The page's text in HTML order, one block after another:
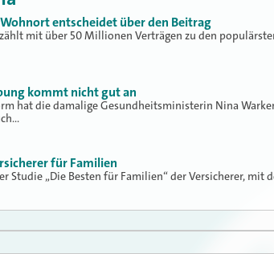
entscheidet über den Beitrag
mit über 50 Millionen Verträgen zu den
kommt nicht gut an
hat die damalige Gesundheitsministerin Nina
für Familien
Studie „Die Besten für Familien“ der Versicherer, mit